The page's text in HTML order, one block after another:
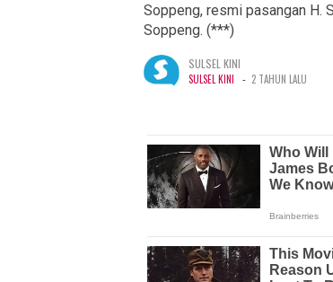
Soppeng, resmi pasangan H.
Soppeng. (***)
SULSEL KINI
SULSEL KINI - 2 TAHUN LALU